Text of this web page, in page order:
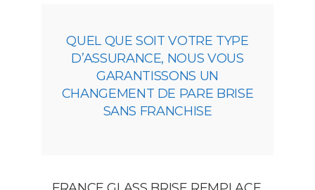
QUEL QUE SOIT VOTRE TYPE
D’ASSURANCE, NOUS VOUS
GARANTISSONS UN
CHANGEMENT DE PARE BRISE
SANS FRANCHISE